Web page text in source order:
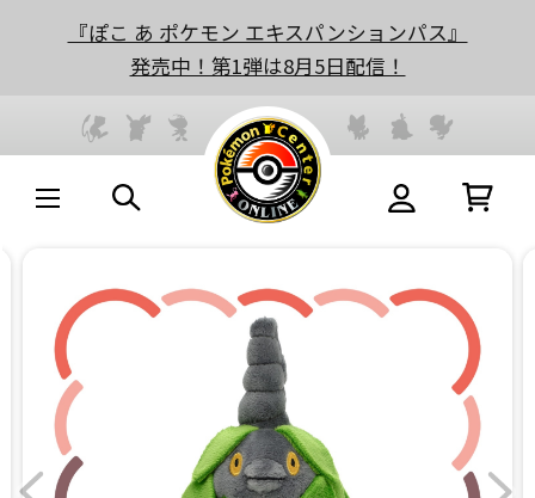
『ぽこ あ ポケモン エキスパンションパス』
発売中！第1弾は8月5日配信！